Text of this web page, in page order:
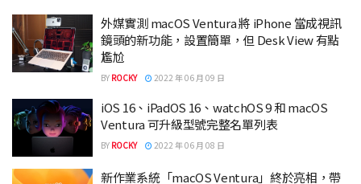
外媒實測 macOS Ventura 將 iPhone 當成視訊
鏡頭的新功能，設置簡單，但 Desk View 有點
尷尬
BY ROCKY 2022 年 06 月 09 日
iOS 16、iPadOS 16、watchOS 9 和 macOS
Ventura 可升級型號完整名單列表
BY ROCKY 2022 年 06 月 08 日
新作業系統「macOS Ventura」終於亮相，帶